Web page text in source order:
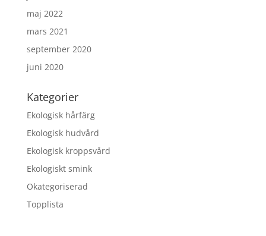
maj 2022
mars 2021
september 2020
juni 2020
Kategorier
Ekologisk hårfärg
Ekologisk hudvård
Ekologisk kroppsvård
Ekologiskt smink
Okategoriserad
Topplista